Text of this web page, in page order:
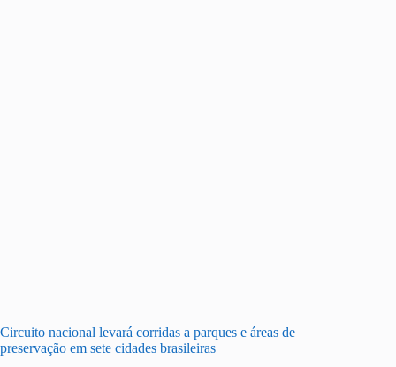
Circuito nacional levará corridas a parques e áreas de
preservação em sete cidades brasileiras